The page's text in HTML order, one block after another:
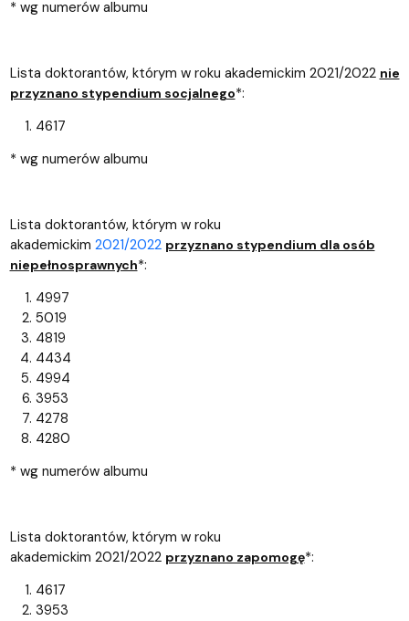
* wg numerów albumu
Lista doktorantów, którym w roku akademickim 2021/2022 nie
przyznano stypendium socjalnego*:
4617
* wg numerów albumu
Lista doktorantów, którym w roku
akademickim 2021/2022 przyznano stypendium dla osób
niepełnosprawnych*:
4997
5019
4819
4434
4994
3953
4278
4280
* wg numerów albumu
Lista doktorantów, którym w roku
akademickim 2021/2022 przyznano zapomogę*:
4617
3953